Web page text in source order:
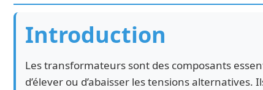
Introduction
Les transformateurs sont des composants
d’élever ou d’abaisser les tensions